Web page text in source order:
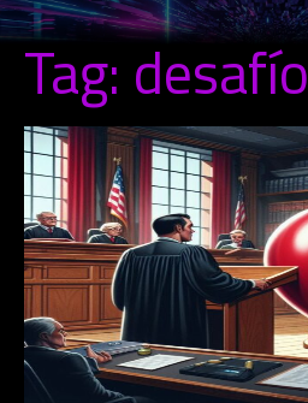
Tag: desafío